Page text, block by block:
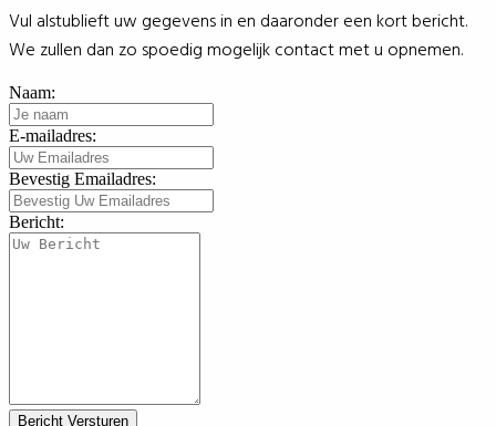
Vul alstublieft uw gegevens in en daaronder een kort bericht.
We zullen dan zo spoedig mogelijk contact met u opnemen.
Naam:
E-mailadres:
Bevestig Emailadres:
Bericht: